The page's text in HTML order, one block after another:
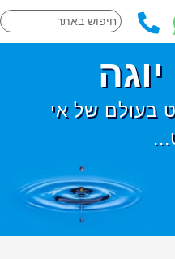
בעולם של אי